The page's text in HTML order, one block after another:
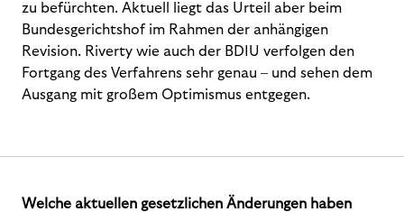
zu befürchten. Aktuell liegt das Urteil aber beim
Bundesgerichtshof im Rahmen der anhängigen
Revision. Riverty wie auch der BDIU verfolgen den
Fortgang des Verfahrens sehr genau – und sehen dem
Ausgang mit großem Optimismus entgegen.
Welche aktuellen gesetzlichen Änderungen haben